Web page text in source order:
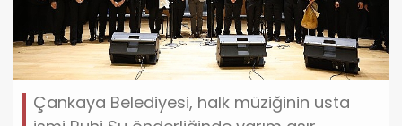
Çankaya Belediyesi, halk müziğinin usta